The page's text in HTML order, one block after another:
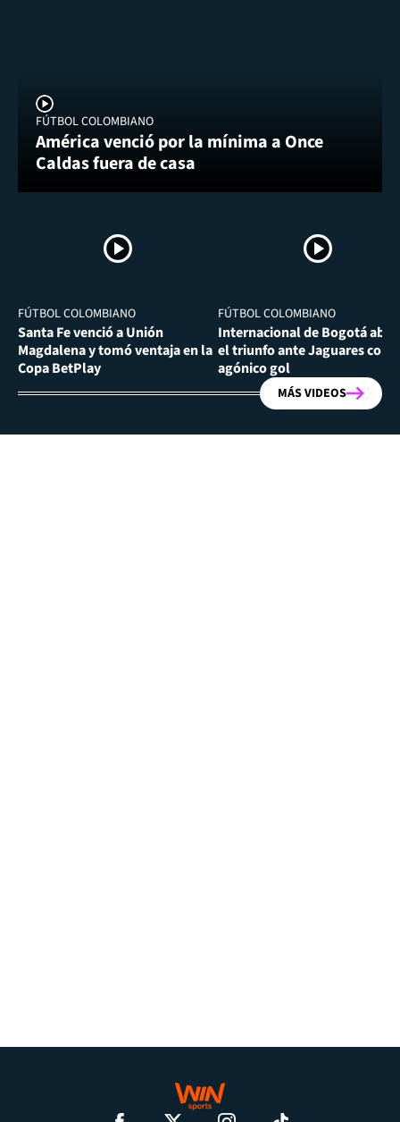
FÚTBOL COLOMBIANO
América venció por la mínima a Once
Caldas fuera de casa
FÚTBOL COLOMBIANO
Santa Fe venció a Unión
Magdalena y tomó ventaja en la
Copa BetPlay
FÚTBOL COLOMBIANO
Internacional de Bogotá
el triunfo ante Jaguares con
agónico gol
MÁS VIDEOS